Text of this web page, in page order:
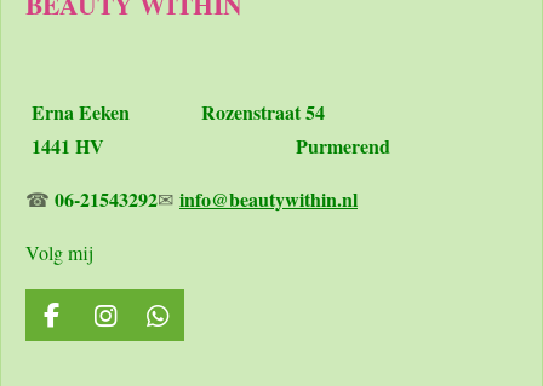
Erna Eeken Rozenstraat 54
1441 HV Purmerend
☎ 06-21543292✉ info@beautywithin.nl
Volg mij
F
a
I
n
W
h